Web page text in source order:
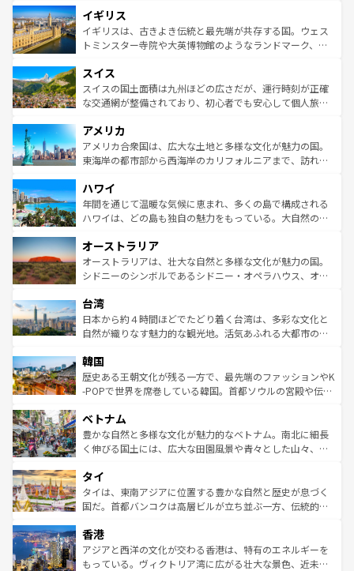
いる。シャンパンの発祥地であるランス、プロヴァンスの
香り高いラベンダー畑など、多彩な楽しみ方が可能だ。さ
らに、パリ以外の地域にも魅力が溢れており、どの街角に
れる地方に足を運ぶとそれぞれで全く異なる文化を体験で
きるだろう。 なお、新着のフランス情報はコンテンツ一覧
を参照してほしい。
顔を持つこの国は、どこを歩いても飽きることがない。ベ
ルリンの文化的活気、バイエルン州のアルプスの絶景、そ
してライン川沿いのワイン畑といった風景は必見。ビール
は、お酒好きな人にはぜひ体験してほしい。 なお、新着の
ドイツ情報はコンテンツ一覧を参照してほしい。
イギリス
イギリスは、古きよき伝統と最先端が共存する国。ウェス
トミンスター寺院や大英博物館のようなランドマーク、歴
リアごとに異なる魅力がある。また、優雅なアフタヌーン
ティー、ビール好きにはたまらない英国パブ、サッカー観
戦など、本場だからこそできる体験も豊富。イギリスを旅
ンツ一覧を参照してほしい。
スイス
スイスの国土面積は九州ほどの広さだが、運行時刻が正確
な交通網が整備されており、初心者でも安心して個人旅行
の建物がそのまま残る町や、スイスならではのユニークな
博物館もあり、アルプス観光だけでなく町歩きも満喫する
ことができる。国民の所得が高いため物価も高いが、旅行
ば市内交通費無料で観光を楽しむこともできる。 なお、新
着のスイス情報はコンテンツ一覧 を参照してほしい。
アメリカ
アメリカ合衆国は、広大な土地と多様な文化が魅力の国。
東海岸の都市部から西海岸のカリフォルニアまで、訪れる
のような巨大都市は、観光、ショッピング、エンターテイ
ンメントが詰まった刺激的なスポットだ。一方、アメリカ
西部には大自然が広がり、グランドキャニオンやイエロー
部のニューオーリンズでは、音楽と美食が融合した独特の
文化が魅力。旅行者はアメリカの各地域で異なる魅力を楽
しみながら、その多様性と豊かな歴史を感じることができ
ならではの贅沢な旅のスタイルだ。 なお、新着のアメリカ
情報はコンテンツ一覧を参照してほしい。
ハワイ
年間を通じて温暖な気候に恵まれ、多くの島で構成される
ハワイは、どの島も独自の魅力をもっている。大自然の神
ワイ島は見逃せない。また、定番の観光地といえばオアフ
島だが、静かな自然を求めるならマウイ島やカウアイ島が
おすすめ。エメラルドグリーンに輝く海をはじめ、豊かな
れるおもてなしの心で訪れる人々を迎えてくれるハワイの
人々、おいしいローカルフードやハワイアンミュージッ
ク、伝統的なフラダンスなど、すべてがハワイの魅力を彩
ワイを、存分に味わってほしい。 なお、新着のハワイ情報
はコンテンツ一覧を参照してほしい。
オーストラリア
オーストラリアは、壮大な自然と多様な文化が魅力の国。
シドニーのシンボルであるシドニー・オペラハウス、オー
リアリーフや大陸中央部にそびえるウルル（エアーズロッ
ク）、タスマニアの美しい原生林やケアンズの熱帯雨林な
ど、見どころがたくさん。また、カフェやワイン、オージ
いる。アクティビティも充実しており、サーフィンやダイ
ビング、ハイキングなど、アウトドア好きにはたまらな
い。オーストラリアの多彩な魅力を存分に味わいつくそ
参照してほしい。
台湾
日本から約４時間ほどでたどり着く台湾は、多彩な文化と
自然が織りなす魅力的な観光地。活気あふれる大都市の台
ン）、静ひつな山岳地帯である台湾東部など、都市の喧騒
と山間の静けさが共存しており、訪れる人に新しい発見と
驚きをもたらしてくれる。また、奥深い台湾の食文化も魅
容にもいいと評判のスイーツなど、バラエティ豊かな料理
が味わえる。 なお、新着の台湾情報は コンテンツ一覧を参
照してほしい。
韓国
歴史ある王朝文化が残る一方で、最先端のファッションやK
-POPで世界を席巻している韓国。首都ソウルの宮殿や伝統
き、地方に足を延ばせば四季折々の自然美を楽しむことが
できる。そして、キムチや焼肉、絶品のストリートフード
まで、さまざまな韓国料理が待っている。夜には、韓国な
リティに包まれながら、韓国の多彩な魅力を心ゆくまで味
わってみてほしい。 なお、新着の韓国情報はコンテンツ一
覧を参照してほしい。
ベトナム
豊かな自然と多様な文化が魅力的なベトナム。南北に細長
く伸びる国土には、広大な田園風景や青々とした山々、世
急速な発展と共に伝統が息づく。ハノイの古い町並みやホ
ーチミン市のフランス統治時代の建物も、独特の雰囲気を
醸し出している。また、バラエティの豊かさとおいしさで
とつ。フォーやバインミー、ベトナムコーヒーなどは、ぜ
ひ現地で味わいたい。どの地域を訪れてもあたたかい人々
が旅行者を迎えてくれるので、きっと忘れられない旅にな
タイ
タイは、東南アジアに位置する豊かな自然と歴史が息づく
国だ。首都バンコクは高層ビルが立ち並ぶ一方、伝統的な
の活気が交差している。北部ではチェンマイなどの山岳地
帯で自然と触れ合い、南部ではプーケットやクラビの美し
いビーチでリゾート気分を楽しむことができる。タイ料理
香港
アジアと西洋の文化が交わる香港は、特有のエネルギーを
もっている。ヴィクトリア湾に広がる壮大な景色、近未来